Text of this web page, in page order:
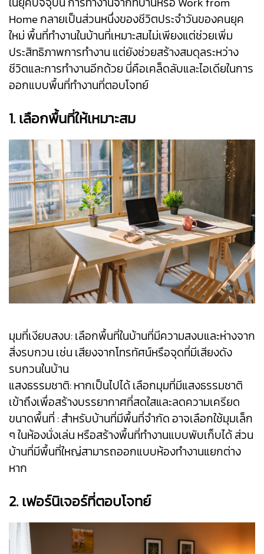
Home กลายเป็นส่วนหนึ่งของชีวิตประจำวันของคนยุค
ใหม่ พื้นที่ทำงานในบ้านที่เหมาะสมไม่เพียงแต่ช่วยเพิ่ม
ประสิทธิภาพการทำงาน แต่ยังช่วยสร้างสมดุลระหว่าง
ชีวิตและการทำงานอีกด้วย นี่คือเคล็ดลับและไอเดียในการ
ออกแบบพื้นที่ทำงานที่ตอบโจทย์
1. เลือกพื้นที่ให้เหมาะสม
มุมที่เงียบสงบ: เลือกพื้นที่ในบ้านที่มีความสงบและห่างจาก
สิ่งรบกวน เช่น เสียงจากโทรทัศน์หรือจุดที่มีเสียงดัง
รบกวนในบ้าน
แสงธรรมชาติ: หากเป็นไปได้ เลือกมุมที่มีแสงธรรมชาติ
เข้าถึงเพื่อสร้างบรรยากาศที่สดใสและลดความเครียด
ขนาดพื้นที่ : สำหรับบ้านที่มีพื้นที่จำกัด อาจเลือกใช้มุมเล็ก
ๆ ในห้องนั่งเล่น หรือสร้างพื้นที่ทำงานแบบพับเก็บได้ ส่วน
บ้านที่มีพื้นที่ใหญ่สามารถออกแบบห้องทำงานแยกต่าง
หาก
2. เฟอร์นิเจอร์ที่ตอบโจทย์